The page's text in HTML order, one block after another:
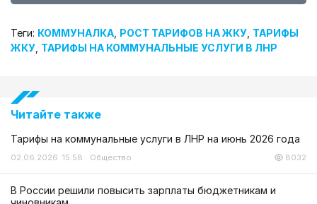
Теги: КОММУНАЛКА РОСТ ТАРИФОВ НА ЖКУ ТАРИФЫ
ЖКУ ТАРИФЫ НА КОММУНАЛЬНЫЕ УСЛУГИ В ЛНР
Читайте также
Тарифы на коммунальные услуги в ЛНР на июнь 2026 года
02.06.2026 15:58 Общество 8032
В России решили повысить зарплаты бюджетникам и